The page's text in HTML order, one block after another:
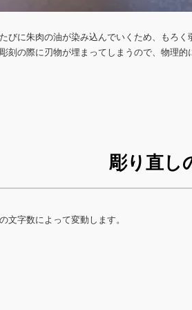
びに朱肉の油が染み込んでいくため、もろく
刻の際に刃物が埋まってしまうので、物理的
彫り直し
文字数によって変動します。